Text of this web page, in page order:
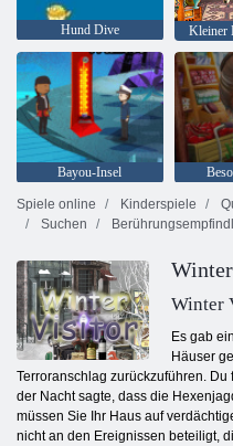
Hund Dive Kleiner
Bayou-Insel
Spiele online
Kinderspiele
Suchen
Winter
Es gab
Häuser
Terroranschlag zurückzuführen.
der Nacht sagte, dass die
müssen Sie Ihr Haus auf
nicht an den Ereignissen beteiligt,